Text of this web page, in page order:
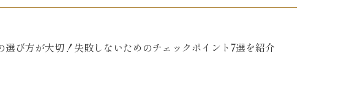
選び方が大切！失敗しないためのチェックポイント7選を紹介